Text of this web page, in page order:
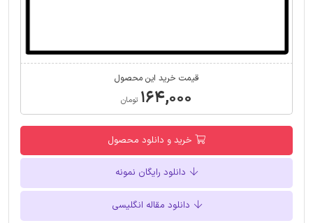
قیمت خرید این محصول
۱۶۴,۰۰۰ تومان
خرید و دانلود محصول
دانلود رایگان نمونه
دانلود مقاله انگلیسی